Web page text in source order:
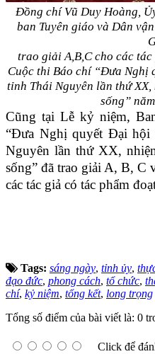
Đồng chí Vũ Duy Hoàng,
ban Tuyên giáo và Dân
trao giải A,B,C cho các
Cuộc thi Báo chí “Đưa
tỉnh Thái Nguyên lần thứ
sống”
Cũng tại Lễ kỷ niệm,
“Đưa Nghị quyết Đại
Nguyên lần thứ XX,
sống” đã trao giải A, B, C
các tác giả có tác phẩm
Tags: sáng ngày, tỉnh ủy,
đạo đức, phong cách, tổ chức,
chí, kỷ niệm, tổng kết, long trọng
Tổng số điểm của bài viết là: 0
Click để